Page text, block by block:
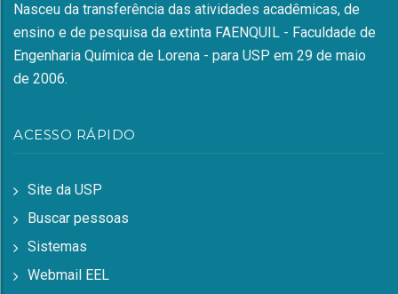
Nasceu da transferência das atividades acadêmicas, de
ensino e de pesquisa da extinta FAENQUIL - Faculdade de
Engenharia Química de Lorena - para USP em 29 de maio
de 2006.
ACESSO RÁPIDO
Site da USP
Buscar pessoas
Sistemas
Webmail EEL